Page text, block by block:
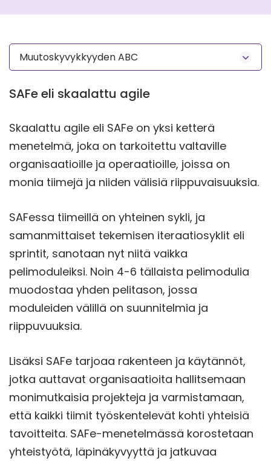
Muutoskyvykkyyden ABC
SAFe eli skaalattu agile
Skaalattu agile eli SAFe on yksi ketterä
menetelmä, joka on tarkoitettu valtaville
organisaatioille ja operaatioille, joissa on
monia tiimejä ja niiden välisiä riippuvaisuuksia.
SAFessa tiimeillä on yhteinen sykli, ja
samanmittaiset tekemisen iteraatiosyklit eli
sprintit, sanotaan nyt niitä vaikka
pelimoduleiksi. Noin 4-6 tällaista pelimodulia
muodostaa yhden pelitason, jossa
moduleiden välillä on suunnitelmia ja
riippuvuuksia.
Lisäksi SAFe tarjoaa rakenteen ja käytännöt,
jotka auttavat organisaatioita hallitsemaan
monimutkaisia projekteja ja varmistamaan,
että kaikki tiimit työskentelevät kohti yhteisiä
tavoitteita. SAFe-menetelmässä korostetaan
yhteistyötä, läpinäkyvyyttä ja jatkuvaa